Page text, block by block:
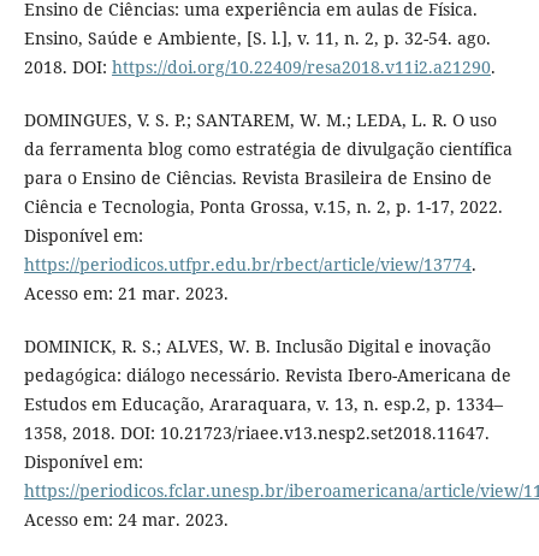
Ensino de Ciências: uma experiência em aulas de Física.
Ensino, Saúde e Ambiente, [S. l.], v. 11, n. 2, p. 32-54. ago.
2018. DOI: https://doi.org/10.22409/resa2018.v11i2.a21290.
DOMINGUES, V. S. P.; SANTAREM, W. M.; LEDA, L. R. O uso
da ferramenta blog como estratégia de divulgação científica
para o Ensino de Ciências. Revista Brasileira de Ensino de
Ciência e Tecnologia, Ponta Grossa, v.15, n. 2, p. 1-17, 2022.
Disponível em:
https://periodicos.utfpr.edu.br/rbect/article/view/13774.
Acesso em: 21 mar. 2023.
DOMINICK, R. S.; ALVES, W. B. Inclusão Digital e inovação
pedagógica: diálogo necessário. Revista Ibero-Americana de
Estudos em Educação, Araraquara, v. 13, n. esp.2, p. 1334–
1358, 2018. DOI: 10.21723/riaee.v13.nesp2.set2018.11647.
Disponível em:
https://periodicos.fclar.unesp.br/iberoamericana/article/view/
Acesso em: 24 mar. 2023.